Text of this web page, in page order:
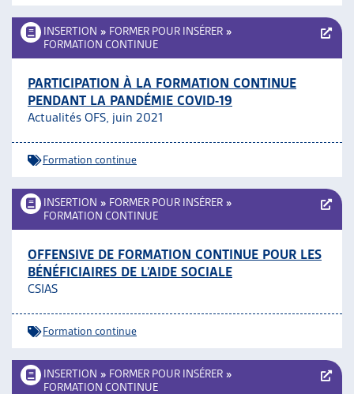
INSERTION » FORMER POUR INSÉRER »
FORMATION CONTINUE
PARTICIPATION À LA FORMATION CONTINUE
PENDANT LA PANDÉMIE COVID-19
Actualités OFS, juin 2021
Formation continue
INSERTION » FORMER POUR INSÉRER »
FORMATION CONTINUE
OFFENSIVE DE FORMATION CONTINUE POUR LES
BÉNÉFICIAIRES DE L’AIDE SOCIALE
CSIAS
Formation continue
INSERTION » FORMER POUR INSÉRER »
FORMATION CONTINUE